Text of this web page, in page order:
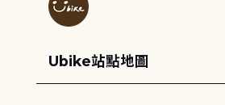
Ubike站點地圖